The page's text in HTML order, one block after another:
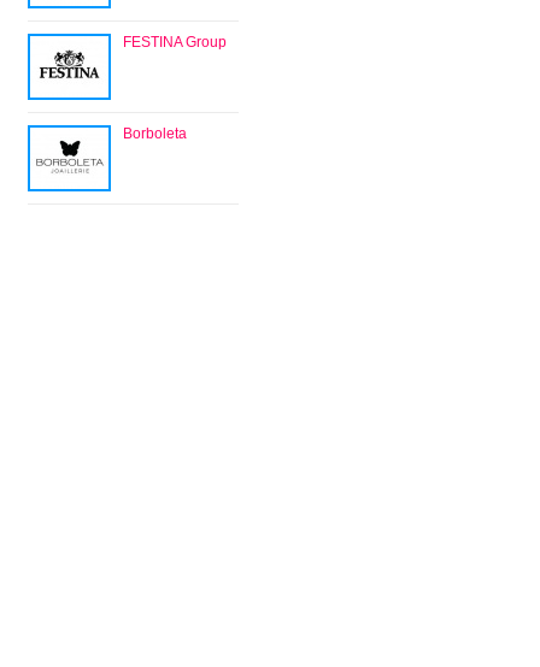
FESTINA Group
Borboleta